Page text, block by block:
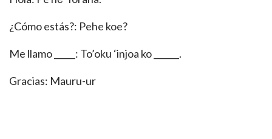
¿Cómo estás?: Pehe koe?
Me llamo _____: To’oku ‘injoa ko ______.
Gracias: Mauru-ur